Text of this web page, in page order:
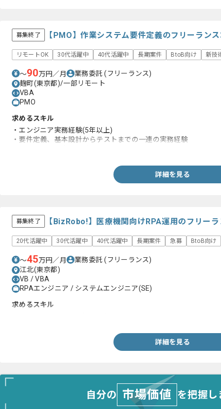
募集終了 【PMO】作業システム要件定義のフリーラン
リモートOK 30代活躍中 40代活躍中 長期案件 BtoB向け 新技
〜90万円／月 業務委託(フリーランス)
麹町(東京都)/一部リモート
VBA
PMO
求めるスキル
・エンジニア実務経験(5年以上)
・要件定義、基本設計からテストまでの一連の実務経験
詳細を見る
募集終了 【BizRobo!】医療機関向けRPA運用のフリー
20代活躍中 30代活躍中 40代活躍中 長期案件 急募 BtoB向け
〜45万円／月 業務委託(フリーランス)
江北(東京都)
VB / VBA
RPAエンジニア / システムエンジニア(SE)
求めるスキル
詳細を見る
自分の 市場価値 を把握